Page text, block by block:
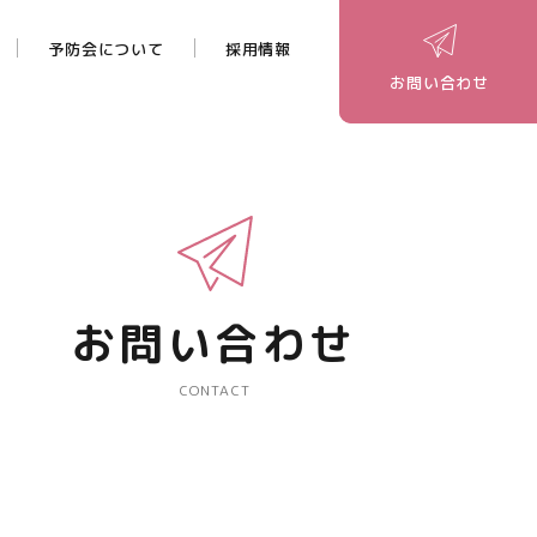
予防会について
採用情報
お問い合わせ
お問い合わせ
CONTACT